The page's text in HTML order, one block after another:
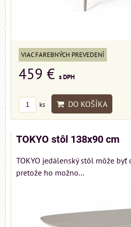
VIAC FAREBNÝCH PREVEDENÍ
459 € s DPH
ks DO KOŠÍKA
TOKYO stôl 138x90 cm
TOKYO jedálenský stôl môže
pretože ho možno...